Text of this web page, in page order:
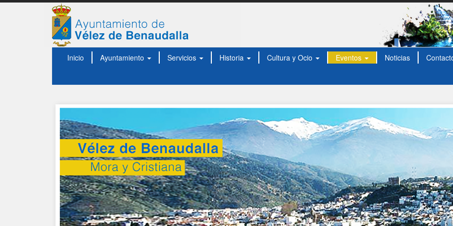
Inicio Ayuntamiento Servicios Historia Cultura y Ocio Eventos Noticias